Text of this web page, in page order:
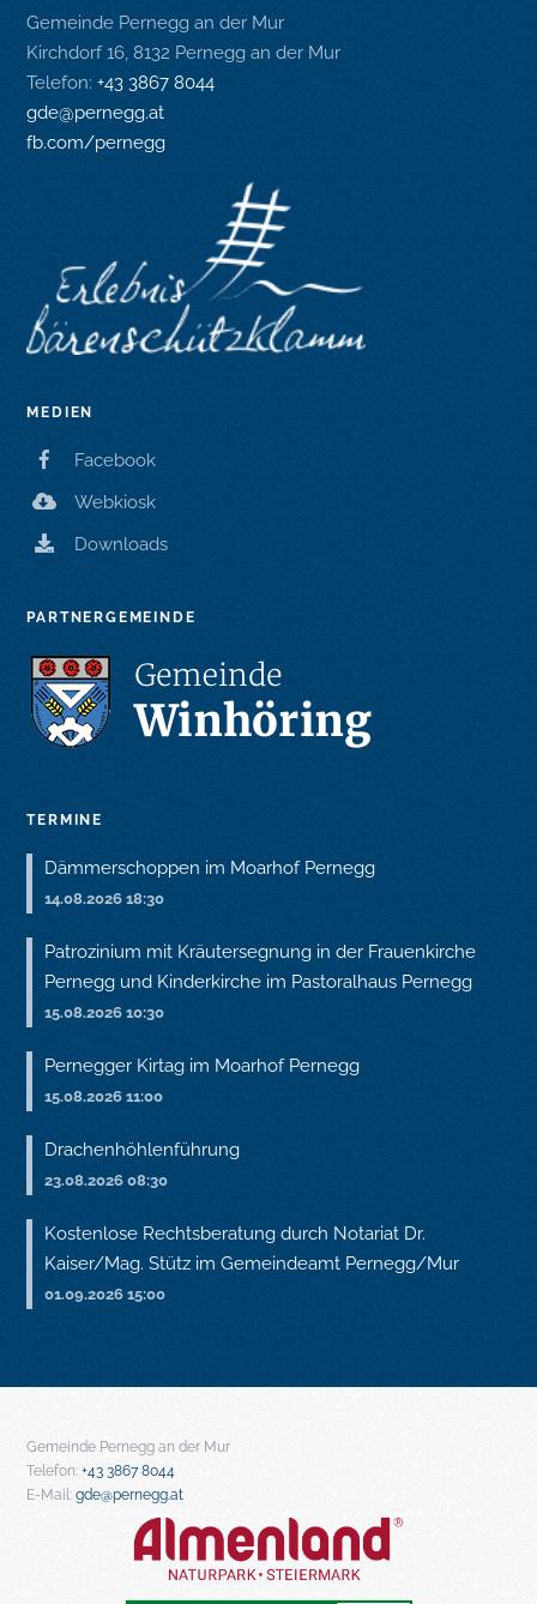
Gemeinde Pernegg an der Mur
Kirchdorf 16, 8132 Pernegg an der Mur
Telefon:+43 3867 8044
gde@pernegg.at
fb.com/pernegg
MEDIEN
Facebook
Webkiosk
Downloads
PARTNERGEMEINDE
TERMINE
Dämmerschoppen im Moarhof Pernegg
14.08.2026 18:30
Patrozinium mit Kräutersegnung in der Frauenkirche
Pernegg und Kinderkirche im Pastoralhaus Pernegg
15.08.2026 10:30
Pernegger Kirtag im Moarhof Pernegg
15.08.2026 11:00
Drachenhöhlenführung
23.08.2026 08:30
Kostenlose Rechtsberatung durch Notariat Dr.
Kaiser/Mag. Stütz im Gemeindeamt Pernegg/Mur
01.09.2026 15:00
Gemeinde Pernegg an der Mur
Telefon: +43 3867 8044
E-Mail: gde@pernegg.at